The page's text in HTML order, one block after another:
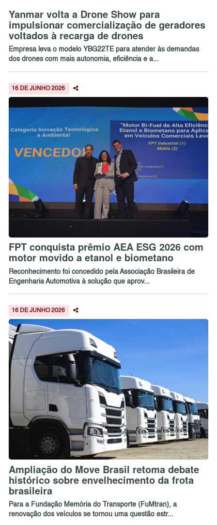
Yanmar volta a Drone Show para
impulsionar comercialização de geradores
voltados à recarga de drones
Empresa leva o modelo YBG22TE para atender às demandas
dos drones com mais autonomia, eficiência e a...
16 DE JUNHO 2026
FPT conquista prêmio AEA ESG 2026 com
motor movido a etanol e biometano
Reconhecimento foi concedido pela Associação Brasileira de
Engenharia Automotiva à solução que aprov...
16 DE JUNHO 2026
Ampliação do Move Brasil retoma debate
histórico sobre envelhecimento da frota
brasileira
Para a Fundação Memória do Transporte (FuMtran), a
renovação dos veículos se tornou uma questão estr...